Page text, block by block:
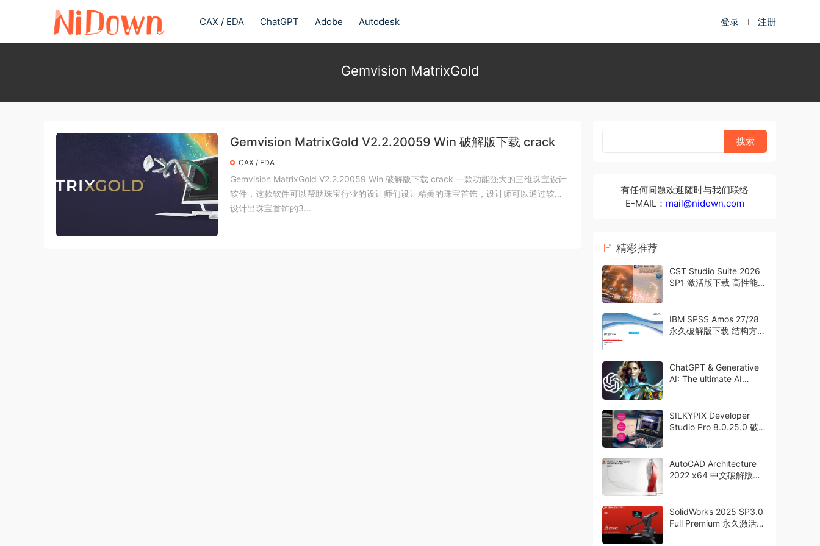
CAX / EDA ChatGPT Adobe Autodesk 登录 注册
Gemvision MatrixGold
Gemvision MatrixGold V2.2.20059 Win 破解版下载 crack
CAX / EDA
Gemvision MatrixGold V2.2.20059 Win 破解版下载 crack 一款功能强大的三维珠宝设计
软件，这款软件可以帮助珠宝行业的设计师们设计精美的珠宝首饰，设计师可以通过软件
设计出珠宝首饰的3...
有任何问题欢迎随时与我们联络
E-MAIL： mail@nidown.com
精彩推荐
CST Studio Suite 2026
SP1 激活版下载 高性能
IBM SPSS Amos 27/28
永久破解版下载 结构方程
ChatGPT & Generative
AI: The ultimate AI
SILKYPIX Developer
Studio Pro 8.0.25.0 破解
AutoCAD Architecture
2022 x64 中文破解版下
SolidWorks 2025 SP3.0
Full Premium 永久激活破